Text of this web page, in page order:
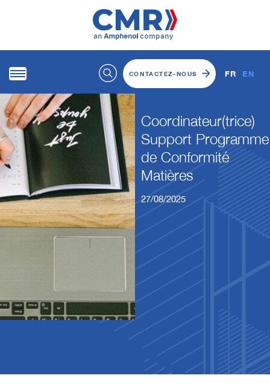
CONTACTEZ-NOUS FR EN
Coordinateur(trice)
Support Programme
de Conformité
Matières
27/08/2025